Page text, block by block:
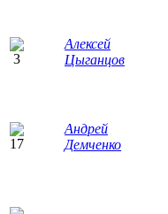
Алексей
Цыганцов
Андрей
Демченко